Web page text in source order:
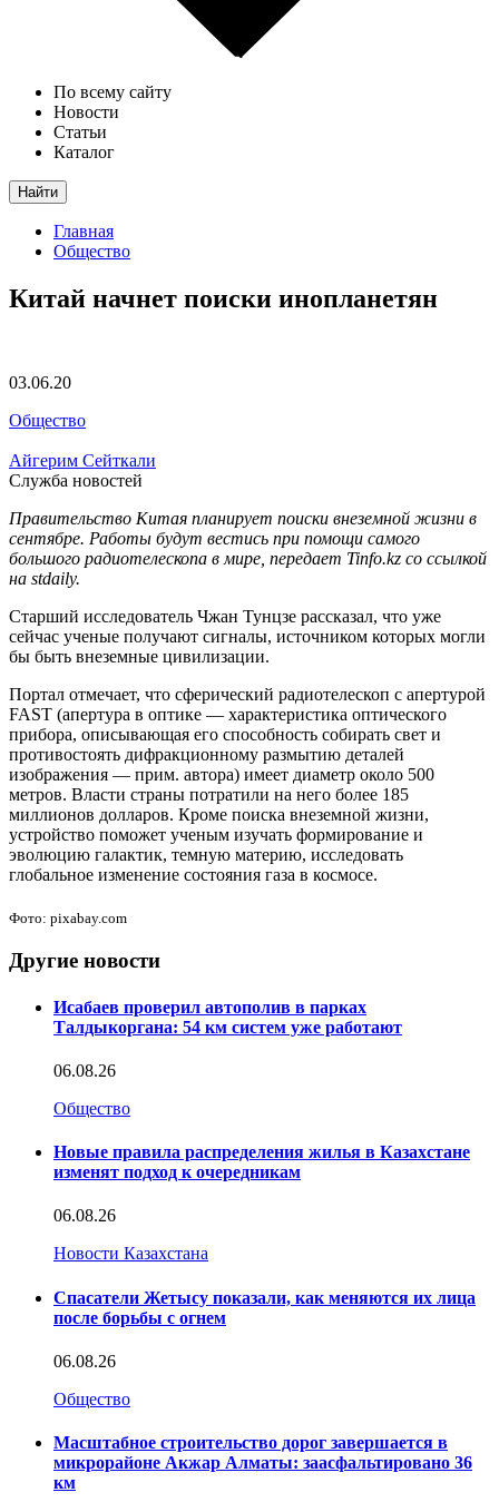
По всему сайту
Новости
Статьи
Каталог
Найти
Главная
Общество
Китай начнет поиски инопланетян
03.06.20
Общество
Айгерим Сейткали
Служба новостей
Правительство Китая планирует поиски внеземной жизни в
сентябре. Работы будут вестись при помощи самого
большого радиотелескопа в мире, передает Tinfo.kz со ссылкой
на stdaily.
Старший исследователь Чжан Тунцзе рассказал, что уже
сейчас ученые получают сигналы, источником которых могли
бы быть внеземные цивилизации.
Портал отмечает, что сферический радиотелескоп с апертурой
FAST (апертура в оптике — характеристика оптического
прибора, описывающая его способность собирать свет и
противостоять дифракционному размытию деталей
изображения — прим. автора) имеет диаметр около 500
метров. Власти страны потратили на него более 185
миллионов долларов. Кроме поиска внеземной жизни,
устройство поможет ученым изучать формирование и
эволюцию галактик, темную материю, исследовать
глобальное изменение состояния газа в космосе.
Фото: pixabay.com
Другие новости
Исабаев проверил автополив в парках
Талдыкоргана: 54 км систем уже работают
06.08.26
Общество
Новые правила распределения жилья в Казахстане
изменят подход к очередникам
06.08.26
Новости Казахстана
Спасатели Жетысу показали, как меняются их лица
после борьбы с огнем
06.08.26
Общество
Масштабное строительство дорог завершается в
микрорайоне Акжар Алматы: заасфальтировано 36
км